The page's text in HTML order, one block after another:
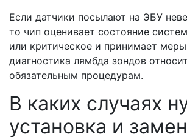
Если датчики посылают на ЭБУ
то чип оценивает состояние
или критическое и принимает
диагностика лямбда зондов
обязательным процедурам.
В каких случаях
установка и